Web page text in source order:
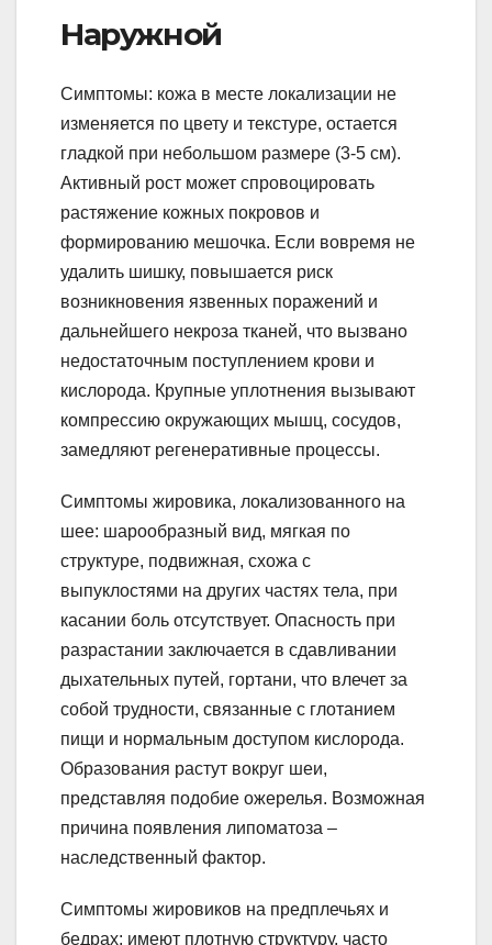
Наружной
Симптомы: кожа в месте локализации не
изменяется по цвету и текстуре, остается
гладкой при небольшом размере (3-5 см).
Активный рост может спровоцировать
растяжение кожных покровов и
формированию мешочка. Если вовремя не
удалить шишку, повышается риск
возникновения язвенных поражений и
дальнейшего некроза тканей, что вызвано
недостаточным поступлением крови и
кислорода. Крупные уплотнения вызывают
компрессию окружающих мышц, сосудов,
замедляют регенеративные процессы.
Симптомы жировика, локализованного на
шее: шарообразный вид, мягкая по
структуре, подвижная, схожа с
выпуклостями на других частях тела, при
касании боль отсутствует. Опасность при
разрастании заключается в сдавливании
дыхательных путей, гортани, что влечет за
собой трудности, связанные с глотанием
пищи и нормальным доступом кислорода.
Образования растут вокруг шеи,
представляя подобие ожерелья. Возможная
причина появления липоматоза –
наследственный фактор.
Симптомы жировиков на предплечьях и
бедрах: имеют плотную структуру, часто